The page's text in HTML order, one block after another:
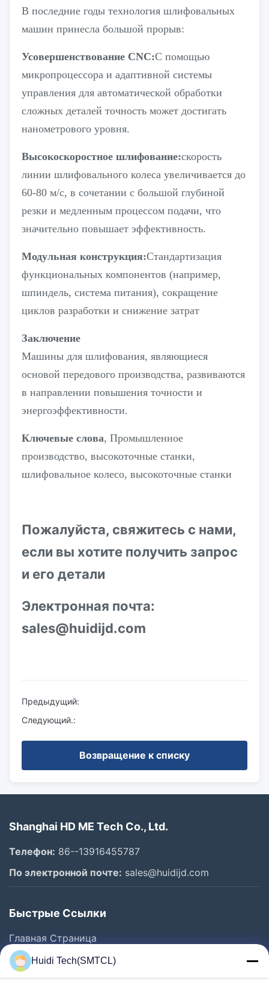
В последние годы технология шлифовальных
машин принесла большой прорыв:
Усовершенствование CNC:С помощью
микропроцессора и адаптивной системы
управления для автоматической обработки
сложных деталей точность может достигать
нанометрового уровня.
Высокоскоростное шлифование:скорость
линии шлифовального колеса увеличивается до
60-80 м/с, в сочетании с большой глубиной
резки и медленным процессом подачи, что
значительно повышает эффективность.
Модульная конструкция:Стандартизация
функциональных компонентов (например,
шпиндель, система питания), сокращение
циклов разработки и снижение затрат
Заключение
Машины для шлифования, являющиеся
основой передового производства, развиваются
в направлении повышения точности и
энергоэффективности.
Ключевые слова, Промышленное
производство, высокоточные станки,
шлифовальное колесо, высокоточные станки
Пожалуйста, свяжитесь с нами,
если вы хотите получить запрос
и его детали
Электронная почта:
sales@huidijd.com
Предыдущий:
Следующий.:
Возвращение к списку
Shanghai HD ME Tech Co., Ltd.
Телефон: 86--13916455787
По электронной почте: sales@huidijd.com
Быстрые Ссылки
Главная Страница
Продукция
Ролики
Huidi Tech(SMTCL)